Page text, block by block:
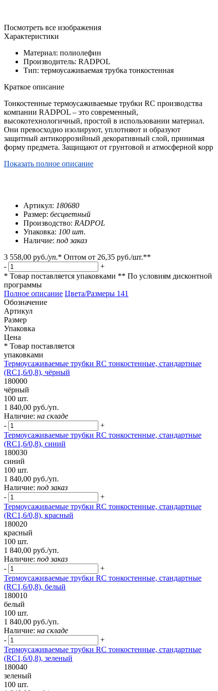
Посмотреть все изображения
Характеристики
Материал: полиолефин
Производитель: RADPOL
Тип: термоусаживаемая трубка тонкостенная
Краткое описание
Тонкостенные термоусаживаемые трубки RC производства
компании RADPOL – это современный,
высокотехнологичный, простой в использовании материал.
Они превосходно изолируют, уплотняют и образуют
защитный антикоррозийный декоративный слой, принимая
форму предмета. Защищают от грунтовой и атмосферной корр
Показать полное описание
Артикул: 180680
Размер: бесцветный
Производство: RADPOL
Упаковка: 100 шт.
Наличие: под заказ
3 558,00 руб./уп.* Оптом от 26,35 руб./шт.**
-
+
* Товар поставляется упаковками ** По условиям дисконтной
программы
Полное описание Цвета/Размеры 141
Обозначение
Артикул
Размер
Упаковка
Цена
* Товар поставляется
упаковками
Термоусаживаемые трубки RC тонкостенные, стандартные
(RC1,6/0,8), чёрный
180000
чёрный
100 шт.
1 840,00 руб./уп.
Наличие: на складе
-
+
Термоусаживаемые трубки RC тонкостенные, стандартные
(RC1,6/0,8), синий
180030
синий
100 шт.
1 840,00 руб./уп.
Наличие: под заказ
-
+
Термоусаживаемые трубки RC тонкостенные, стандартные
(RC1,6/0,8), красный
180020
красный
100 шт.
1 840,00 руб./уп.
Наличие: под заказ
-
+
Термоусаживаемые трубки RC тонкостенные, стандартные
(RC1,6/0,8), белый
180010
белый
100 шт.
1 840,00 руб./уп.
Наличие: на складе
-
+
Термоусаживаемые трубки RC тонкостенные, стандартные
(RC1,6/0,8), зеленый
180040
зеленый
100 шт.